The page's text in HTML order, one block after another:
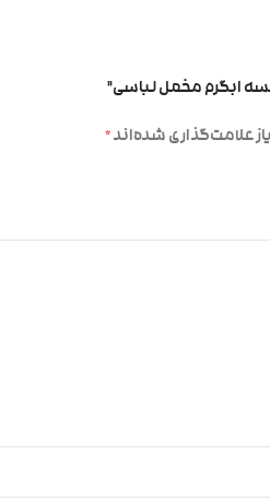
ابگرم مخمل لباسی”
علامت‌گذاری شده‌اند*